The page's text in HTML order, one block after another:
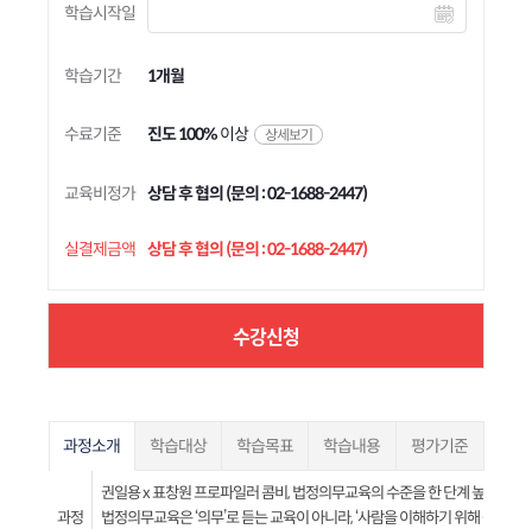
학습시작일
학습기간 1개월
수료기준 진도 100%이상 상세보기
교육비정가 상담 후 협의 (문의 : 02-1688-2447)
실결제금액 상담 후 협의 (문의 : 02-1688-2447)
수강신청
과정소개 학습대상 학습목표 학습내용 평가기준
과정
권일용 x 표창원 프로파일러 콤비, 법정의무교육의 수준을 한 단계 높이다!
법정의무교육은 ‘의무’로 듣는 교육이 아니라, ‘사람을 이해하기 위해 듣는 교